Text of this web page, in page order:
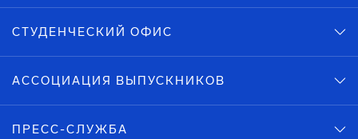
СТУДЕНЧЕСКИЙ ОФИС
АССОЦИАЦИЯ ВЫПУСКНИКОВ
ПРЕСС-СЛУЖБА